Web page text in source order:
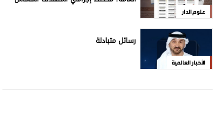
علوم الدار
الأخبار العالمية
رسائل متبادلة